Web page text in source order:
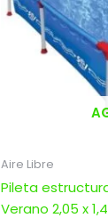
Aire Libre
Pileta
Verano 2,05 x